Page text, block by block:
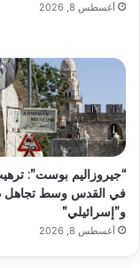
أغسطس 8, 2026
“جيروزاليم بوست”:
في القدس وسط تجاهل
و”إسرائيلي”
أغسطس 8, 2026